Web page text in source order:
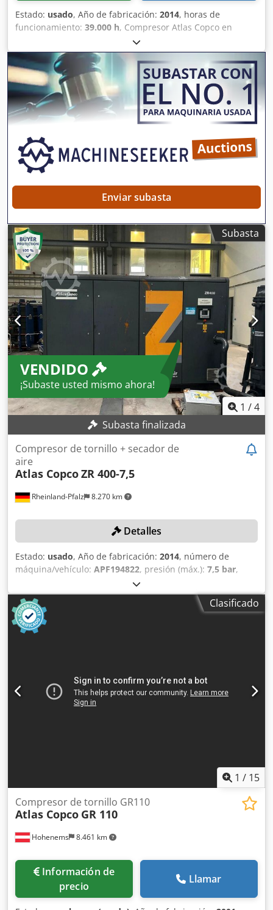
Estado: usado, Año de fabricación: 2014, horas de
funcionamiento: 39.000 h, Compresor Atlas Copco en
perfecto estado de funcionamiento y muy silencioso
(somos concesionarios oficiales). Características
principales: Dcedpfezc Hmhox Amusk Presión máxima: 10
bar Caudal: 19200 litros/minuto Potencia: 110 kW / 150 CV
Enviar subasta
Subasta
VENDIDO
¡Subaste usted mismo ahora!
1 /4
Subasta finalizada
Rheinland-Pfalz 8.270 km
Compresor de tornillo + secador de
aire
Atlas CopcoZR 400-7,5
Detalles
Estado: usado, Año de fabricación: 2014, número de
máquina/vehículo: APF194822, presión (máx.): 7,5 bar,
1.485 rpm
Presión de trabajo máxima: 7,5 bar Potencia de entrada:
355 kW Velocidad del eje: 1.485 rpm DETALLES DE LA
MÁQUINA Dodpfxezclgae Amusck Horas de
funcionamiento: 53.000 h EQUIPAMIENTO Secador de aire
Clasificado
1 / 15
Hohenems 8.461 km
Compresor de tornillo GR110
Atlas Copco GR 110
Información de
precio
Llamar